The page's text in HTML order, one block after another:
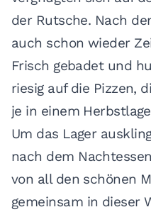
der Rutsche. Nach
auch schon wieder
Frisch gebadet und
riesig auf die Pizzen,
je in einem
Um das Lager
nach dem
von all den schönen
gemeinsam in dieser